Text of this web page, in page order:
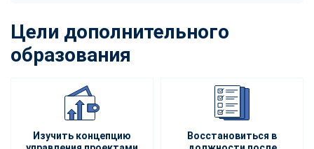
Цели дополнительного
образования
Изучить концепцию
Восстановиться в